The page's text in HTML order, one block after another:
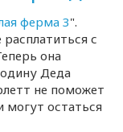
ферма 3".
с
она
Деда
не поможет
остаться